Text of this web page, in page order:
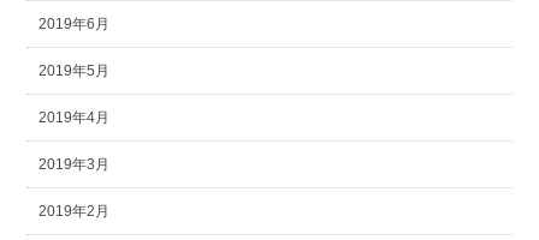
2019年6月
2019年5月
2019年4月
2019年3月
2019年2月